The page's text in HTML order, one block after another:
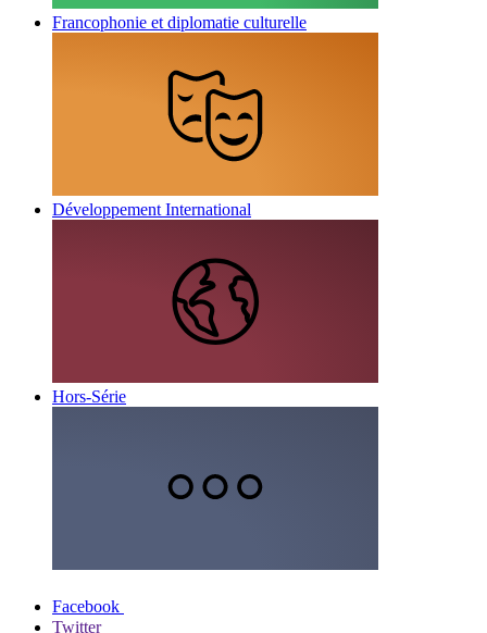
Francophonie et diplomatie culturelle
Développement International
Hors-Série
Facebook
Twitter